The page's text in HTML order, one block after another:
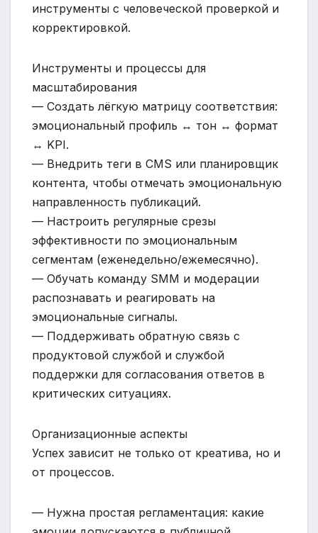
инструменты с человеческой проверкой и
корректировкой.
Инструменты и процессы для
масштабирования
— Создать лёгкую матрицу соответствия:
эмоциональный профиль ↔ тон ↔ формат
↔ KPI.
— Внедрить теги в CMS или планировщик
контента, чтобы отмечать эмоциональную
направленность публикаций.
— Настроить регулярные срезы
эффективности по эмоциональным
сегментам (еженедельно/ежемесячно).
— Обучать команду SMM и модерации
распознавать и реагировать на
эмоциональные сигналы.
— Поддерживать обратную связь с
продуктовой службой и службой
поддержки для согласования ответов в
критических ситуациях.
Организационные аспекты
Успех зависит не только от креатива, но и
от процессов.
— Нужна простая регламентация: какие